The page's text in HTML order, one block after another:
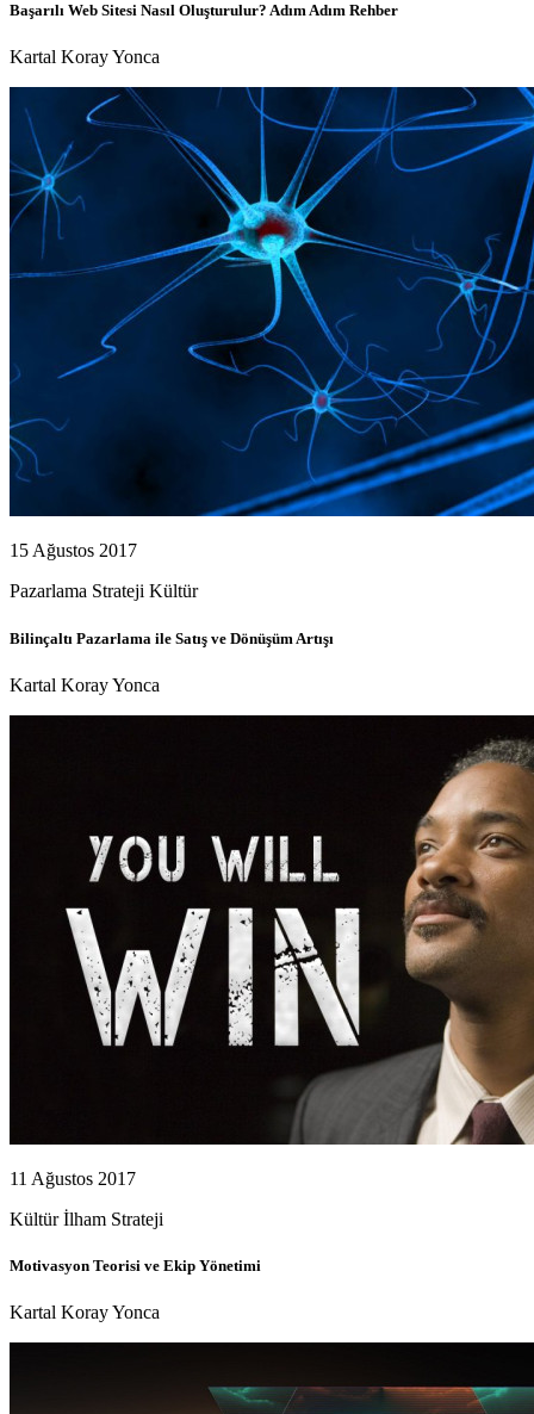
Başarılı Web Sitesi Nasıl Oluşturulur? Adım Adım Rehber
Kartal Koray Yonca
15 Ağustos 2017
Pazarlama Strateji Kültür
Bilinçaltı Pazarlama ile Satış ve Dönüşüm Artışı
Kartal Koray Yonca
11 Ağustos 2017
Kültür İlham Strateji
Motivasyon Teorisi ve Ekip Yönetimi
Kartal Koray Yonca